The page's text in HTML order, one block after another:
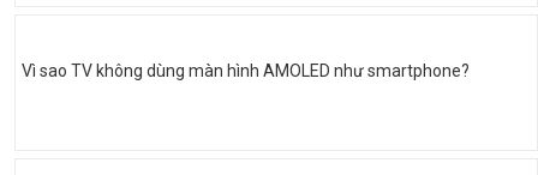
Vì sao TV không dùng màn hình AMOLED như smartphone?